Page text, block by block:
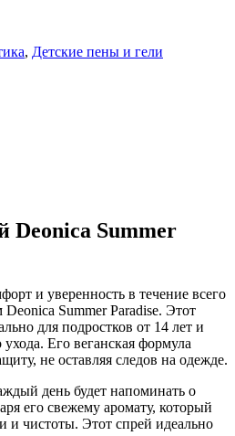
, Детские пены и гели
Deonica Summer
и уверенность в течение всего
Deonica Summer Paradise. Этот
для подростков от 14 лет и
Его веганская формула
не оставляя следов на одежде.
день будет напоминать о
его свежему аромату, который
и чистоты. Этот спрей идеально